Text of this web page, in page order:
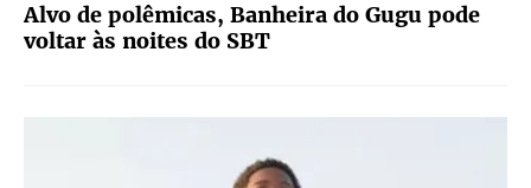
Alvo de polêmicas, Banheira do Gugu pode
voltar às noites do SBT